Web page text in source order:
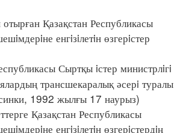
Қазақстан Республикасы
енгiзiлетiн өзгерiстер
Сыртқы iстер министрлiгi
трансшекаралық әсерi туралы
1992 жылғы 17 наурыз)
Қазақстан Республикасы
енгiзiлетiн өзгерiстердiң